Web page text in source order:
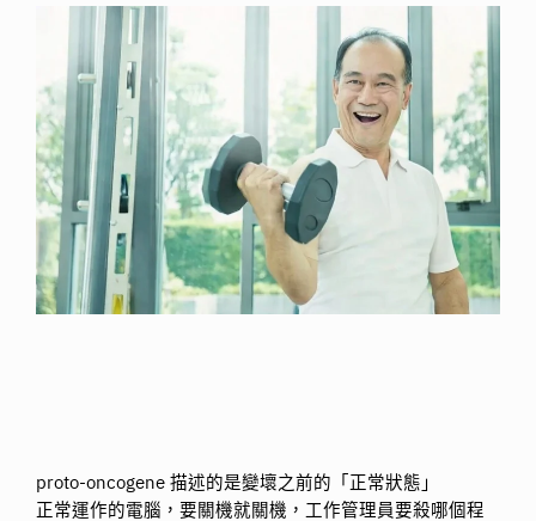
proto-oncogene 描述的是變壞之前的「正常狀態」
正常運作的電腦，要關機就關機，工作管理員要殺哪個程